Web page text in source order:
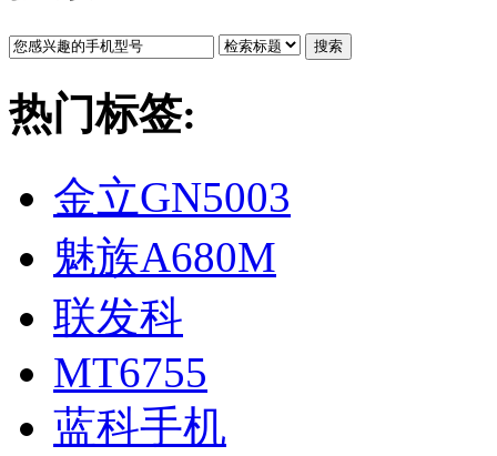
搜索
热门标签:
金立GN5003
魅族A680M
联发科
MT6755
蓝科手机